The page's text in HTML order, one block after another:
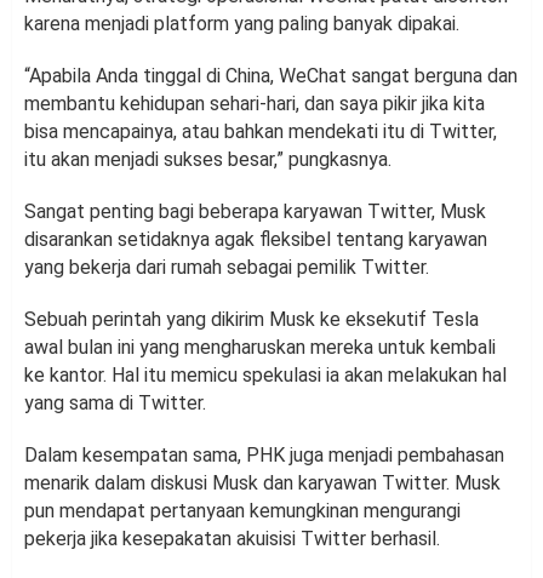
karena menjadi platform yang paling banyak dipakai.
“Apabila Anda tinggal di China, WeChat sangat berguna dan
membantu kehidupan sehari-hari, dan saya pikir jika kita
bisa mencapainya, atau bahkan mendekati itu di Twitter,
itu akan menjadi sukses besar,” pungkasnya.
Sangat penting bagi beberapa karyawan Twitter, Musk
disarankan setidaknya agak fleksibel tentang karyawan
yang bekerja dari rumah sebagai pemilik Twitter.
Sebuah perintah yang dikirim Musk ke eksekutif Tesla
awal bulan ini yang mengharuskan mereka untuk kembali
ke kantor. Hal itu memicu spekulasi ia akan melakukan hal
yang sama di Twitter.
Dalam kesempatan sama, PHK juga menjadi pembahasan
menarik dalam diskusi Musk dan karyawan Twitter. Musk
pun mendapat pertanyaan kemungkinan mengurangi
pekerja jika kesepakatan akuisisi Twitter berhasil.